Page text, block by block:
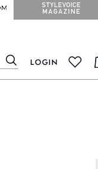
検
索
LOGIN